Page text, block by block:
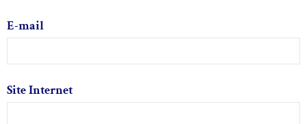
E-mail
Site Internet